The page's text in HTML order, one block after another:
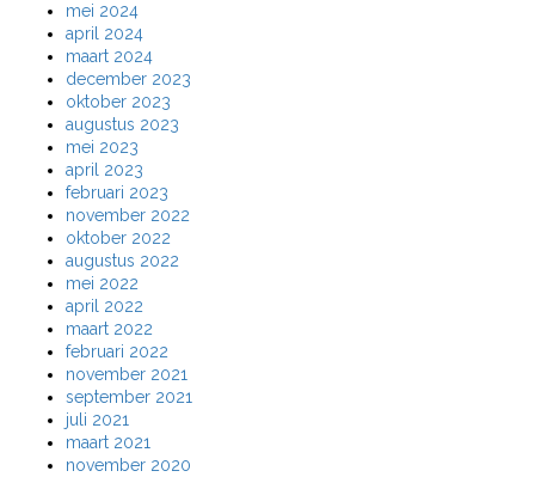
mei 2024
april 2024
maart 2024
december 2023
oktober 2023
augustus 2023
mei 2023
april 2023
februari 2023
november 2022
oktober 2022
augustus 2022
mei 2022
april 2022
maart 2022
februari 2022
november 2021
september 2021
juli 2021
maart 2021
november 2020